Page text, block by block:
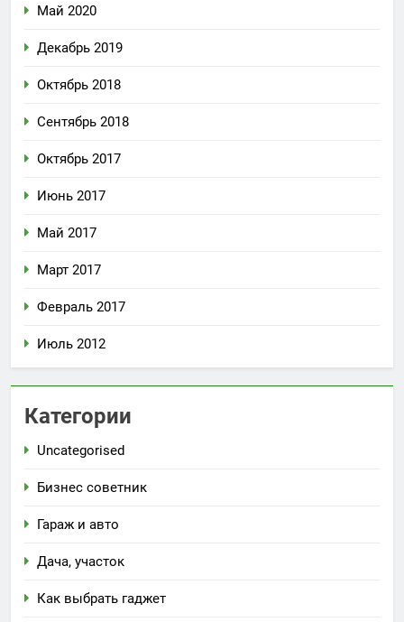
Май 2020
Декабрь 2019
Октябрь 2018
Сентябрь 2018
Октябрь 2017
Июнь 2017
Май 2017
Март 2017
Февраль 2017
Июль 2012
Категории
Uncategorised
Бизнес советник
Гараж и авто
Дача, участок
Как выбрать гаджет